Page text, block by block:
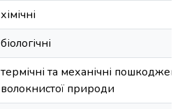
хімічні
біологічні
термічні та механічні
волокнистої природи